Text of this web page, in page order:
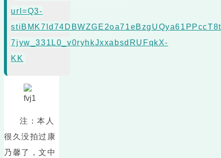
url=Q3-
7jyw_331L0_v0ryhkJxxabsdRUFqkX-
KK
注：本人
很久没拍过康
乃馨了，文中